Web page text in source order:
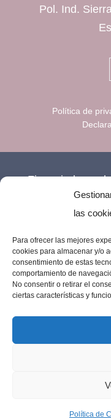
las
Para ofrecer las mejores
cookies para almacenar y/o
consentimiento de estas
comportamiento de
No consentir o retirar el
ciertas características y
Política de
Pol. Ind.
Política de
Financiado por
Imprenta Los